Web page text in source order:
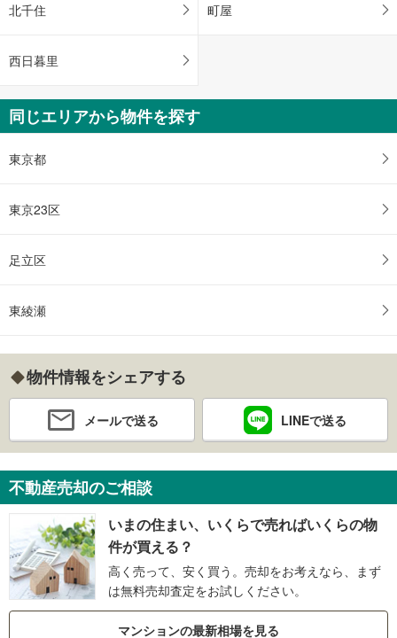
北千住 町屋
西日暮里
同じエリアから物件を探す
東京都
東京23区
足立区
東綾瀬
物件情報をシェアする
メールで送る LINEで送る
不動産売却のご相談
いまの住まい、いくらで売ればいくらの物
件が買える？
高く売って、安く買う。売却をお考えなら、まず
は無料売却査定をお試しください。
マンションの最新相場を見る